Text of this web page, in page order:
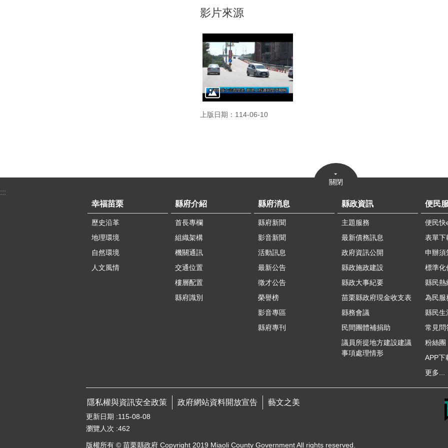
影片來源
上版日期：114-06-10
關閉
:::
幸福苗栗
歷史沿革
地理環境
自然環境
人文風情
縣府介紹
首長專欄
組織架構
機關通訊
交通位置
樓層配置
縣府識別
縣府消息
縣府新聞
影音新聞
活動訊息
最新公告
徵才公告
榮譽榜
影音專區
縣府專刊
縣政資訊
主題服務
最新債務訊息
政府資訊公開
縣政施政建設
縣政大事紀要
苗栗縣政府現金收支表
縣務會議
民間團體補捐助
議員所提地方建設建議
事項處理情形
便民
便民快
表單下
申辦須
標準化
縣民熱
為民服
縣民生
常見問
粉絲團
APP下
更多...
隱私權與資訊安全政策 政府網站資料開放宣告 藝文之美
更新日期
115-08-08
瀏覽人次 462
版權所有 © 苗栗縣政府 Copyright 2019 Miaoli County Government All rights reserved.